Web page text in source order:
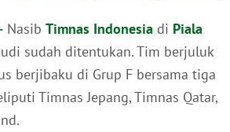
Nasib Timnas Indonesia di Piala
sudah ditentukan. Tim berjuluk
berjibaku di Grup F bersama tiga
Timnas Jepang, Timnas Qatar,